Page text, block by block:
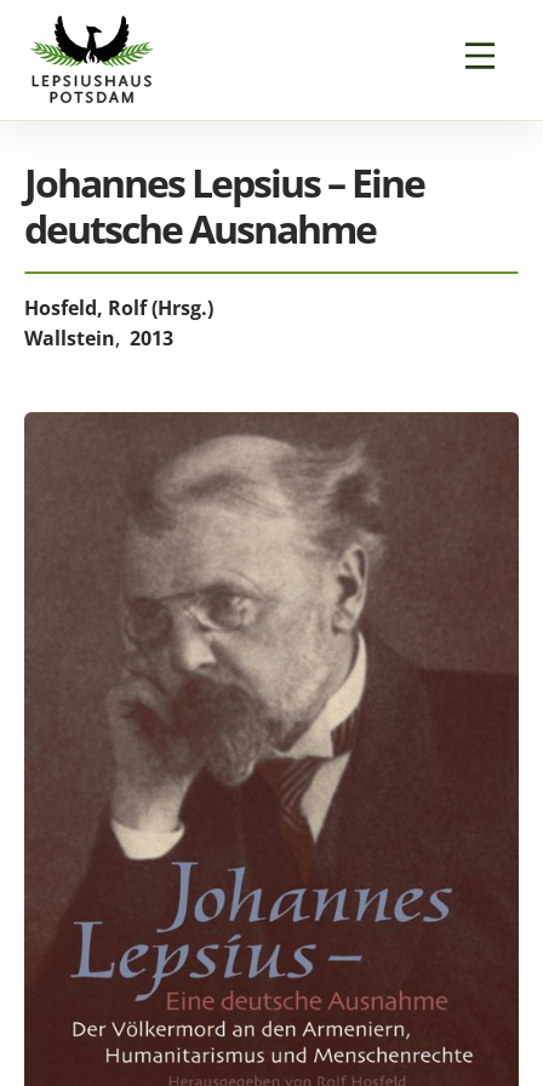
Johannes Lepsius – Eine
deutsche Ausnahme
Hosfeld, Rolf (Hrsg.)
Wallstein, 2013